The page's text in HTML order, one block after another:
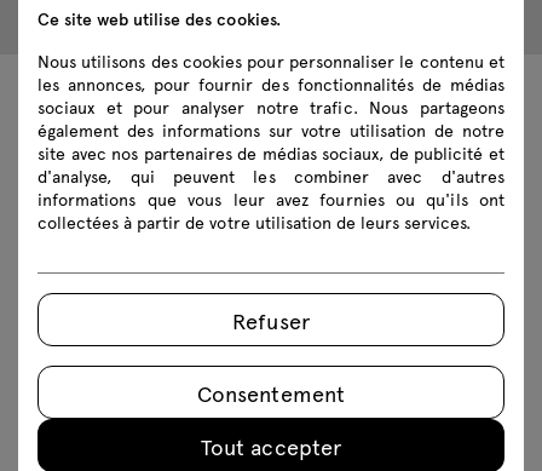
Données techniques
Spécification technique
Finitions
Écologie
Téléchargements
Ce site web utilise des cookies.
Nous utilisons des cookies pour personnaliser le contenu et
les annonces, pour fournir des fonctionnalités de médias
sociaux et pour analyser notre trafic. Nous partageons
également des informations sur votre utilisation de notre
site avec nos partenaires de médias sociaux, de publicité et
d'analyse, qui peuvent les combiner avec d'autres
informations que vous leur avez fournies ou qu'ils ont
collectées à partir de votre utilisation de leurs services.
Refuser
Consentement
Tout accepter